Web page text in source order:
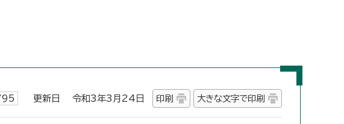
更新日 令和3年3月24日 印刷 大きな文字で印刷